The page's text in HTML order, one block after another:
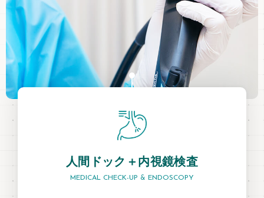
人間ドック＋内視鏡検査
MEDICAL CHECK-UP & ENDOSCOPY